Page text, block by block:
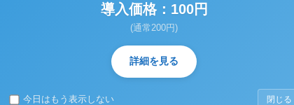
キストデータがみえます。 )導入価格：100円
(通常200円)
詳細を見る
今日はもう表示しない 閉じる